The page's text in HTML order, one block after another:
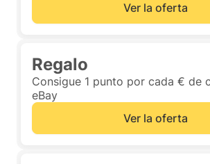
Ver la oferta
Regalo
Consigue 1 punto por cada € de
eBay
Ver la oferta